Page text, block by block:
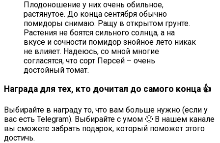
Плодоношение у них очень обильное,
растянутое. До конца сентября обычно
помидоры снимаю. Ращу в открытом грунте.
Растения не боятся сильного солнца, а на
вкусе и сочности помидор знойное лето никак
не влияет. Надеюсь, со мной многие
согласятся, что сорт Персей – очень
достойный томат.
Награда для тех, кто дочитал до самого конца 👍
Выбирайте в награду то, что вам больше нужно (если у
вас есть Telegram). Выбирайте с умом 🙂 В нашем канале
вы сможете забрать подарок, который поможет этого
достичь.